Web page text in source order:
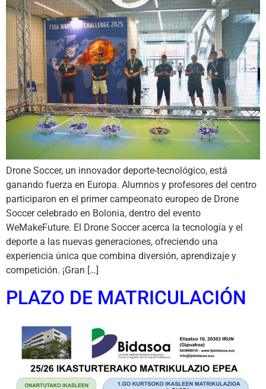
Drone Soccer, un innovador deporte-tecnológico, está
ganando fuerza en Europa. Alumnos y profesores del centro
participaron en el primer campeonato europeo de Drone
Soccer celebrado en Bolonia, dentro del evento
WeMakeFuture. El Drone Soccer acerca la tecnología y el
deporte a las nuevas generaciones, ofreciendo una
experiencia única que combina diversión, aprendizaje y
competición. ¡Gran […]
PLAZO DE MATRICULACIÓN